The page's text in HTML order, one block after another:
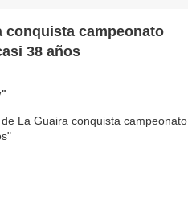
conquista campeonato
38 años